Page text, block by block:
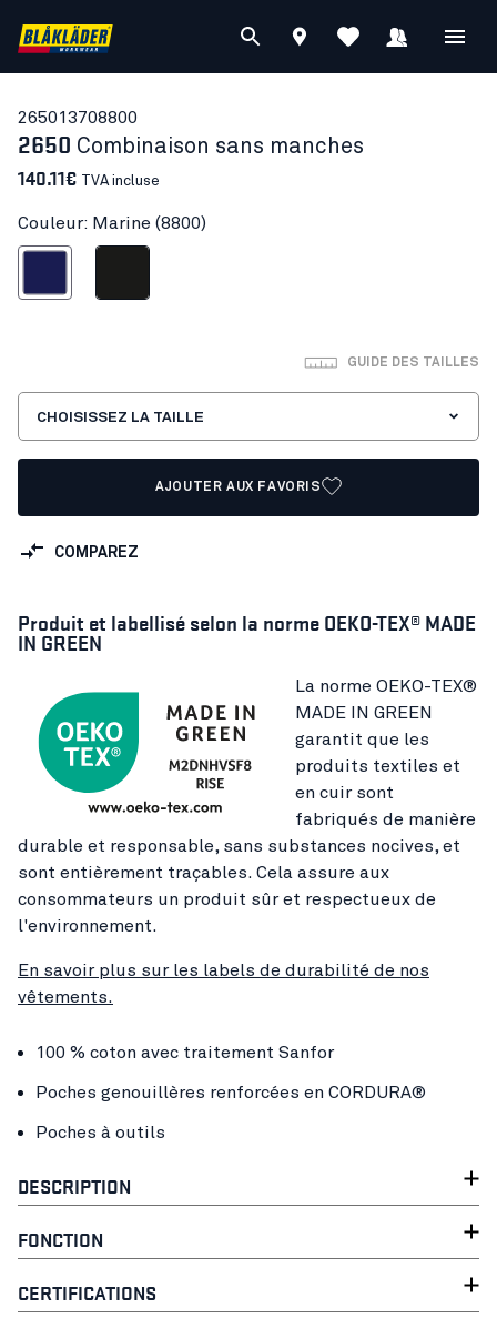
265013708800
2650 Combinaison sans manches
140.11€ TVA incluse
Couleur: Marine (8800)
GUIDE DES TAILLES
CHOISISSEZ LA TAILLE
AJOUTER AUX FAVORIS
COMPAREZ
Produit et labellisé selon la norme OEKO-TEX® MADE
IN GREEN
La norme OEKO-TEX®
MADE IN GREEN
garantit que les
produits textiles et
en cuir sont
fabriqués de manière
durable et responsable, sans substances nocives, et
sont entièrement traçables. Cela assure aux
consommateurs un produit sûr et respectueux de
l'environnement.
En savoir plus sur les labels de durabilité de nos
vêtements.
100 % coton avec traitement Sanfor
Poches genouillères renforcées en CORDURA®
Poches à outils
DESCRIPTION
FONCTION
CERTIFICATIONS